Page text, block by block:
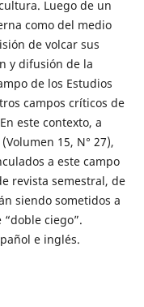
Luego de un
como del medio
de volcar sus
y difusión de la
de los Estudios
campos críticos de
este contexto, a
15, N° 27),
a este campo
revista semestral, de
siendo sometidos a
ciego”.
e inglés.